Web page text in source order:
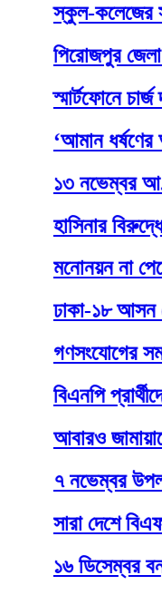
স্কুল-কলেজের
পিরোজপুর জেলা
স্মার্টফোনে চার্জ
‘আমান ধর্ষণের
১৩ নভেম্বর আ. লীগ
হাসিনার বিরুদ্ধে
মনোনয়ন না পেয়ে
ঢাকা-১৮ আসন থেকে
গণসংযোগের সময়
বিএনপি প্রার্থীদের
আবারও জামায়াতের
৭ নভেম্বর উপলক্ষে
সারা দেশে
১৬ ডিসেম্বর বন্ধ